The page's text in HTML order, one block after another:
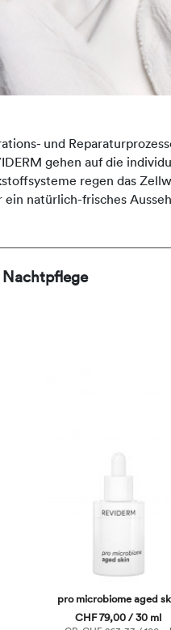
und
gehen auf die
regen das
natürlich-frisches
Nachtpflege
pro microbiome aged
CHF 79,00 / 30 ml